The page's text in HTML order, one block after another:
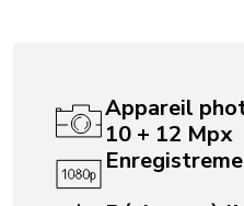
Appareil
10 + 12 Mpx